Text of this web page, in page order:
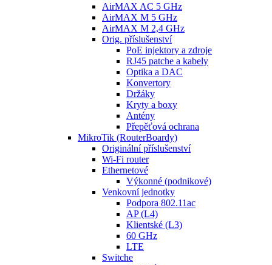
AirMAX AC 5 GHz
AirMAX M 5 GHz
AirMAX M 2,4 GHz
Orig. příslušenství
PoE injektory a zdroje
RJ45 patche a kabely
Optika a DAC
Konvertory
Držáky
Kryty a boxy
Antény
Přepěťová ochrana
MikroTik (RouterBoardy)
Originální příslušenství
Wi-Fi router
Ethernetové
Výkonné (podnikové)
Venkovní jednotky
Podpora 802.11ac
AP (L4)
Klientské (L3)
60 GHz
LTE
Switche